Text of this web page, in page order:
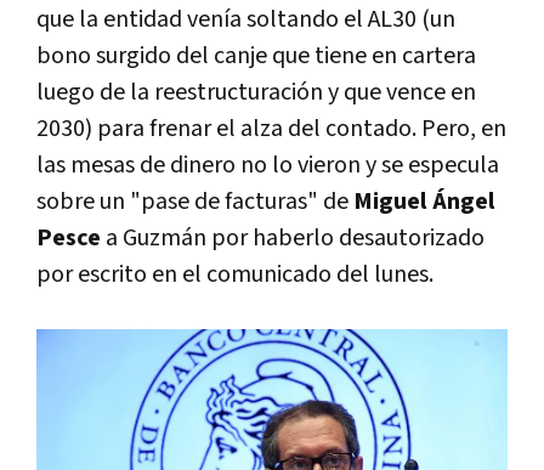
que la entidad venía soltando el AL30 (un
bono surgido del canje que tiene en cartera
luego de la reestructuración y que vence en
2030) para frenar el alza del contado. Pero, en
las mesas de dinero no lo vieron y se especula
sobre un "pase de facturas" de Miguel Ángel
Pesce a Guzmán por haberlo desautorizado
por escrito en el comunicado del lunes.